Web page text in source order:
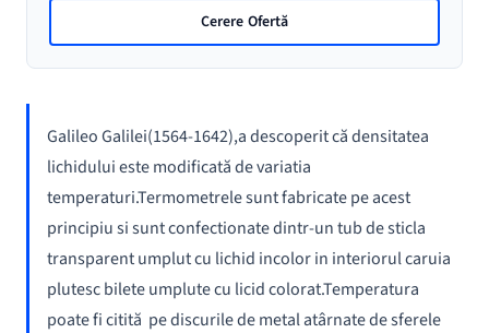
Galileo Galilei(1564-1642),a descoperit că densitatea
lichidului este modificată de variatia
temperaturi.Termometrele sunt fabricate pe acest
principiu si sunt confectionate dintr-un tub de sticla
transparent umplut cu lichid incolor in interiorul caruia
plutesc bilete umplute cu licid colorat.Temperatura
poate fi citită pe discurile de metal atârnate de sferele
Cerere Ofertă